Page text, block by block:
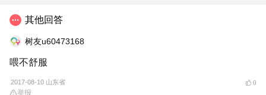
其他回答
树友u60473168
喂不舒服
2017-08-10 山东省 0
举报